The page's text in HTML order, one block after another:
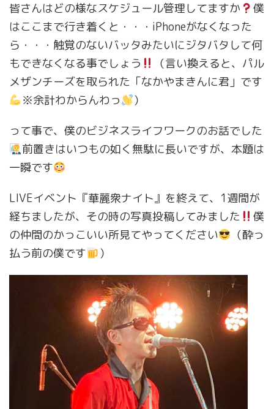
皆さんはどの様なスケジュール管理してますか
僕
はここまで行き着くと・・・iPhoneがなくなった
ら・・・触覚のないバッタみたいにジタバタして何
もできなくなる事でしょう
（言い換えると、パル
メザンチーズを取られた「なかやまきんに君」です
※余計わからんわっ
）
って事で、僕のビジネスライフワークのお話でした
前置きはいつもの如く無駄に長いですが、本題は
一瞬です
LIVEイベント『華麗衆ナイト』を終えて、1週間が
経ちましたが、その時の写真投稿してみました
僕
の仲間のかっこいい所見てやってください
（酔っ
払う前の僕です
）